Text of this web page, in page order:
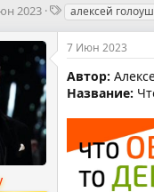
2023
Т
г
и
алексей
7 Июн 2023
Автор:
Название: